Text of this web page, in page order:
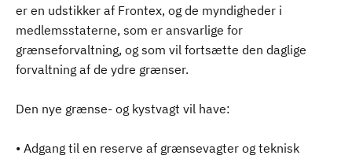
er en udstikker af Frontex, og de myndigheder i
medlemsstaterne, som er ansvarlige for
grænseforvaltning, og som vil fortsætte den daglige
forvaltning af de ydre grænser.
Den nye grænse- og kystvagt vil have:
• Adgang til en reserve af grænsevagter og teknisk